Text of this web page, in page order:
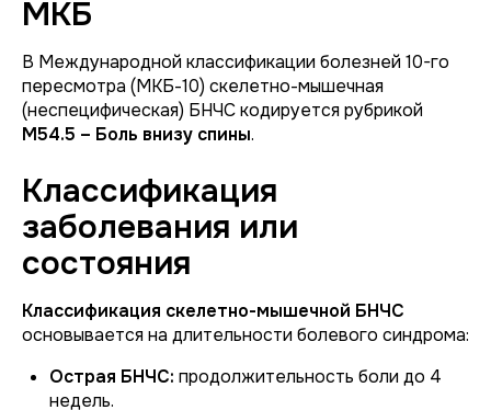
МКБ
В Международной классификации болезней 10-го
пересмотра (МКБ-10) скелетно-мышечная
(неспецифическая) БНЧС кодируется рубрикой
M54.5 – Боль внизу спины.
Классификация
заболевания или
состояния
Классификация скелетно-мышечной БНЧС
основывается на длительности болевого синдрома:
Острая БНЧС: продолжительность боли до 4
недель.